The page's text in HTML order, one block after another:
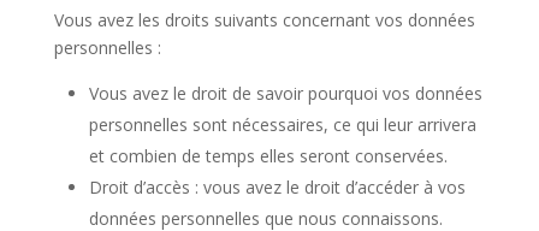
Vous avez les droits suivants concernant vos données
personnelles :
Vous avez le droit de savoir pourquoi vos données
personnelles sont nécessaires, ce qui leur arrivera
et combien de temps elles seront conservées.
Droit d’accès : vous avez le droit d’accéder à vos
données personnelles que nous connaissons.